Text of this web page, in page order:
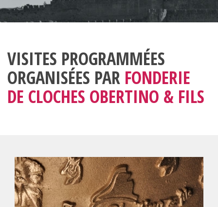
VISITES PROGRAMMÉES
ORGANISÉES PAR FONDERIE
DE CLOCHES OBERTINO & FILS